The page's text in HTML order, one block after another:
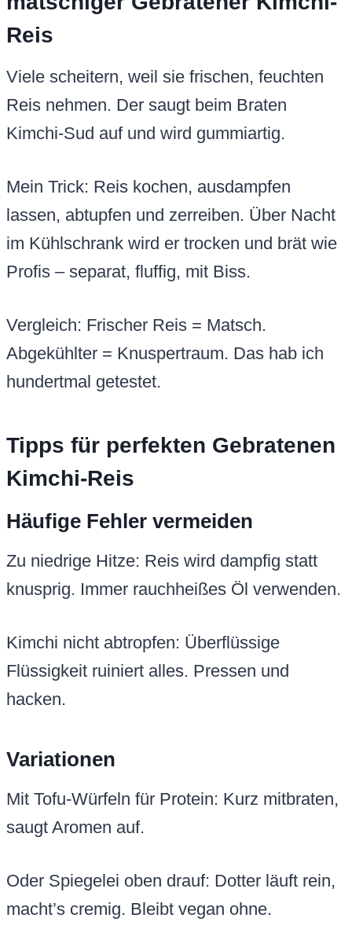
Reis
Viele scheitern, weil sie frischen, feuchten
Reis nehmen. Der saugt beim Braten
Kimchi-Sud auf und wird gummiartig.
Mein Trick: Reis kochen, ausdampfen
lassen, abtupfen und zerreiben. Über Nacht
im Kühlschrank wird er trocken und brät wie
Profis – separat, fluffig, mit Biss.
Vergleich: Frischer Reis = Matsch.
Abgekühlter = Knuspertraum. Das hab ich
hundertmal getestet.
Tipps für perfekten Gebratenen
Kimchi-Reis
Häufige Fehler vermeiden
Zu niedrige Hitze: Reis wird dampfig statt
knusprig. Immer rauchheißes Öl verwenden.
Kimchi nicht abtropfen: Überflüssige
Flüssigkeit ruiniert alles. Pressen und
hacken.
Variationen
Mit Tofu-Würfeln für Protein: Kurz mitbraten,
saugt Aromen auf.
Oder Spiegelei oben drauf: Dotter läuft rein,
macht’s cremig. Bleibt vegan ohne.